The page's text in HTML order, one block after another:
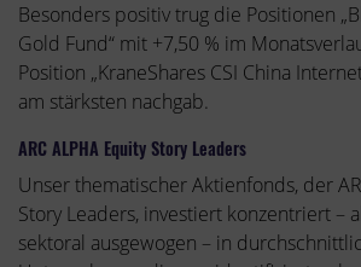
Besonders positiv trug die Positionen
Gold Fund“ mit +7,50 % im
Position „KraneShares CSI China
am stärksten nachgab.
ARC ALPHA Equity Story Leaders
Unser thematischer Aktienfonds, der
Story Leaders, investiert konzentriert –
sektoral ausgewogen – in